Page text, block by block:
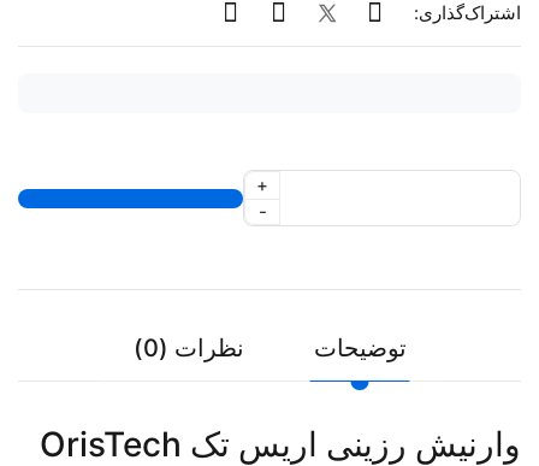
اشتراک‌گذاری:
-
+
توضیحات نظرات (0)
وارنیش رزینی اریس تک OrisTech